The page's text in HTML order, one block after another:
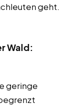
geht.
Wald:
geringe